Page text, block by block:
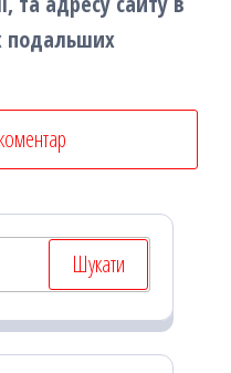
подальших